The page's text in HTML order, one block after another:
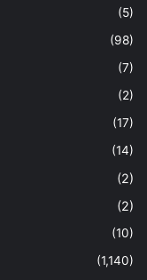
(5)
(98)
(7)
(2)
(17)
(14)
(2)
(2)
(10)
(1,140)